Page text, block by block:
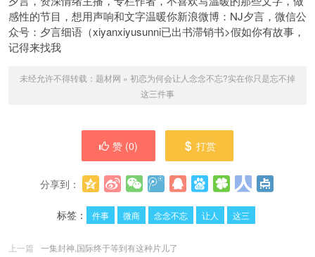
感性的节目，想用声响和文字温暖你新浪微博：NJ夕言，微信公
众号：夕言细语（xiyanxiyusunni已出书滞销书>假如你有故事，
记得来找我
未经允许不得转载： 题材网 » 初恋为何会让人念念不忘?实在你只是忘不掉
这三件事
赞 (0) 打赏
分享到：
标签：
件事 微商 念念不忘 让人 这三
上一篇
一集封神,国际终于等到有这种片儿了